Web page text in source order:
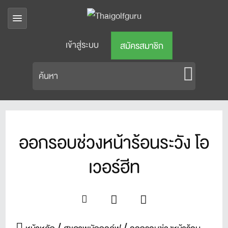
เข้าสู่ระบบ สมัครสมาชิก
ออกรอบช่วงหน้าร้อนระวัง โอ
เวอร์ฮีท